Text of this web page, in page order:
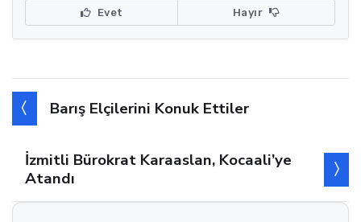
Evet Hayır
Barış Elçilerini Konuk Ettiler
İzmitli Bürokrat Karaaslan, Kocaali’ye
Atandı